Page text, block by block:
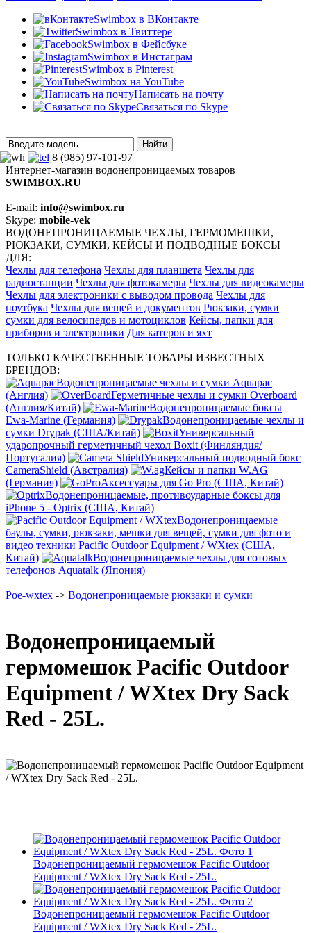
Swimbox в ВКонтакте
Swimbox в Твиттере
Swimbox в Фейсбуке
Swimbox в Инстаграм
Swimbox в Pinterest
Swimbox на YouTube
Написать на почту
Связаться по Skype
8 (985) 97-101-97
Интернет-магазин водонепроницаемых товаров
SWIMBOX.RU
E-mail: info@swimbox.ru
Skype: mobile-vek
ВОДОНЕПРОНИЦАЕМЫЕ ЧЕХЛЫ, ГЕРМОМЕШКИ,
РЮКЗАКИ, СУМКИ, КЕЙСЫ И ПОДВОДНЫЕ БОКСЫ
ДЛЯ:
Чехлы для телефона Чехлы для планшета Чехлы для
радиостанции Чехлы для фотокамеры Чехлы для видеокамеры
Чехлы для электроники с выводом провода Чехлы для
ноутбука Чехлы для вещей и документов Рюкзаки, сумки
сумки для велосипедов и мотоциклов Кейсы, папки для
приборов и электроники Для катеров и яхт
ТОЛЬКО КАЧЕСТВЕННЫЕ ТОВАРЫ ИЗВЕСТНЫХ
БРЕНДОВ:
Водонепроницаемые чехлы и сумки Aquapac
(Англия)
Герметичные чехлы и сумки Overboard
(Англия/Китай)
Водонепроницаемые боксы
Ewa-Marine (Германия)
Водонепроницаемые чехлы и
сумки Drypak (США/Китай)
Универсальный
ударопрочный герметичный чехол Boxit (Финляндия/
Португалия)
Универсальный подводный бокс
CameraShield (Австралия)
Кейсы и папки W.AG
(Германия)
Аксессуары для Go Pro (США, Китай)
Водонепроницаемые, противоударные боксы для
iPhone 5 - Optrix (США, Китай)
Водонепроницаемые
баулы, сумки, рюкзаки, мешки для вещей, сумки для фото и
видео техники Pacific Outdoor Equipment / WXtex (США,
Китай)
Водонепроницаемые чехлы для сотовых
телефонов Aquatalk (Япония)
Poe-wxtex -> Водонепроницаемые рюкзаки и сумки
Водонепроницаемый
гермомешок Pacific Outdoor
Equipment / WXtex Dry Sack
Red - 25L.
Водонепроницаемый гермомешок Pacific Outdoor
Equipment / WXtex Dry Sack Red - 25L.
Водонепроницаемый гермомешок Pacific Outdoor
Equipment / WXtex Dry Sack Red - 25L.